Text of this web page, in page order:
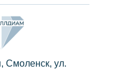
Смоленск, ул.